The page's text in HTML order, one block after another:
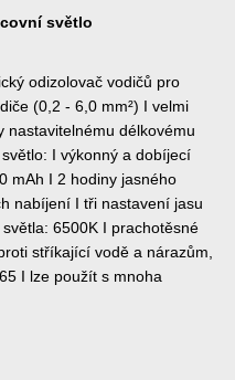
světlo
odizolovač vodičů pro
(0,2 - 6,0 mm²) I velmi
délkovému
I výkonný a dobíjecí
mAh I 2 hodiny jasného
nabíjení I tři nastavení jasu
6500K I prachotěsné
stříkající vodě a nárazům,
I lze použít s mnoha